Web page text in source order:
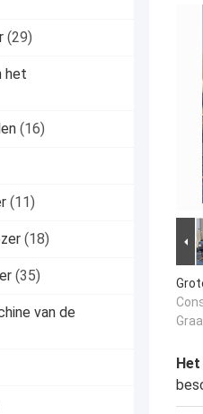
(29)
het
(16)
(11)
(18)
(35)
van de